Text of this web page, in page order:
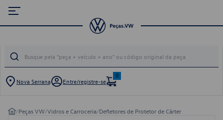
Nova Serrana Entre/registre-se
0
/Peças VW/Vidros e Carroceria/Defletores de Protetor de Cárter